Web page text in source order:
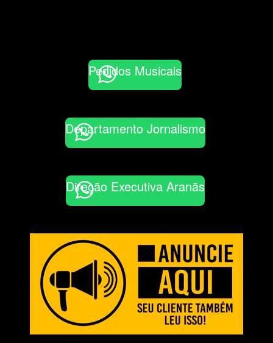
Pedidos Musicais
Departamento Jornalismo
Direção Executiva Aranãs